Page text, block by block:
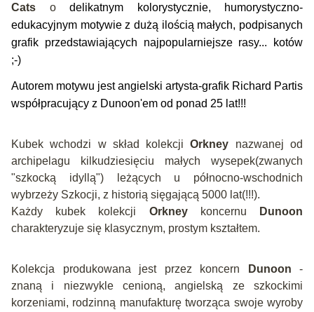
Cats odelikatnym kolorystycznie, humorystyczno-
edukacyjnym motywie z dużą ilością małych, podpisanych
grafik przedstawiających najpopularniejsze rasy... kotów
;-)
Autorem motywu jest angielski artysta-grafik Richard Partis
współpracujący z Dunoon'em od ponad 25 lat!!!
Kubek wchodzi w skład kolekcjiOrkney nazwanej od
archipelagu kilkudziesięciu małych wysepek(zwanych
"szkocką idyllą") leżących u północno-wschodnich
wybrzeży Szkocji, z historią sięgającą 5000 lat(!!!).
Każdy kubek kolekcji Orkneykoncernu
Dunoon
charakteryzuje się klasycznym, prostym kształtem.
Kolekcja produkowana jest przez koncern Dunoon -
znaną i niezwykle cenioną, angielską ze szkockimi
korzeniami, rodzinną manufakturę tworząca swoje wyroby